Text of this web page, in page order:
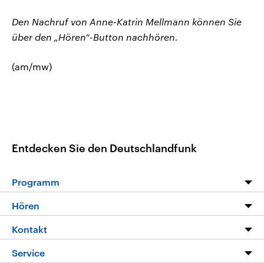
Den Nachruf von Anne-Katrin Mellmann können Sie
über den „Hören“-Button nachhören.
(am/mw)
Entdecken Sie den Deutschlandfunk
Programm
Programm
Die Nachrichten
Nachrichtenleicht
Hören
Livestream
Kontakt
Hörerservice
Service